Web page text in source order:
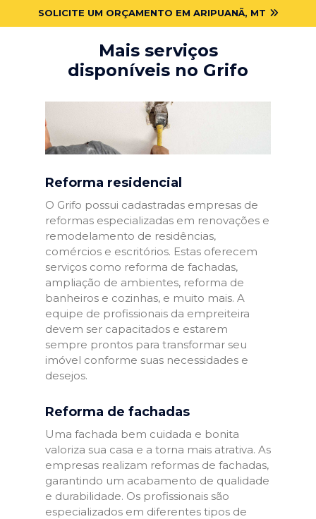
SOLICITE UM ORÇAMENTO EM ARIPUANÃ, MT
Mais serviços
disponíveis no Grifo
Reforma residencial
O Grifo possui cadastradas empresas de
reformas especializadas em renovações e
remodelamento de residências,
comércios e escritórios. Estas oferecem
serviços como reforma de fachadas,
ampliação de ambientes, reforma de
banheiros e cozinhas, e muito mais. A
equipe de profissionais da empreiteira
devem ser capacitados e estarem
sempre prontos para transformar seu
imóvel conforme suas necessidades e
desejos.
Reforma de fachadas
Uma fachada bem cuidada e bonita
valoriza sua casa e a torna mais atrativa. As
empresas realizam reformas de fachadas,
garantindo um acabamento de qualidade
e durabilidade. Os profissionais são
especializados em diferentes tipos de